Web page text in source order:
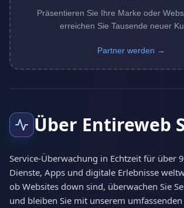
Präsentieren Sie Ihre Marke oder
erreichen Sie Tausende neuer
Partner werden →
Über Entireweb
Service-Überwachung in Echtzeit für über
Dienste, Apps und digitale Erlebnisse
ob Websites down sind, überwachen Sie
und bleiben Sie mit unserem umfassenden